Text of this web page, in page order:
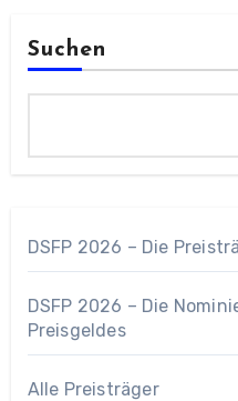
Suchen
DSFP 2026 – Die
DSFP 2026 – Die
Preisgeldes
Alle Preisträger